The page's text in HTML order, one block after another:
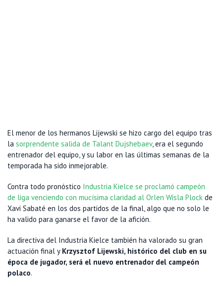
El menor de los hermanos Lijewski se hizo cargo del equipo tras
la sorprendente salida de Talant Dujshebaev, era el segundo
entrenador del equipo, y su labor en las últimas semanas de la
temporada ha sido inmejorable.
Contra todo pronóstico Industria Kielce se proclamó campeón
de liga venciendo con mucísima claridad al Orlen Wisla Plock de
Xavi Sabaté en los dos partidos de la final, algo que no solo le
ha valido para ganarse el favor de la afición.
La directiva del Industria Kielce también ha valorado su gran
actuación final y Krzysztof Lijewski, histórico del club en su
época de jugador, será el nuevo entrenador del campeón
polaco.